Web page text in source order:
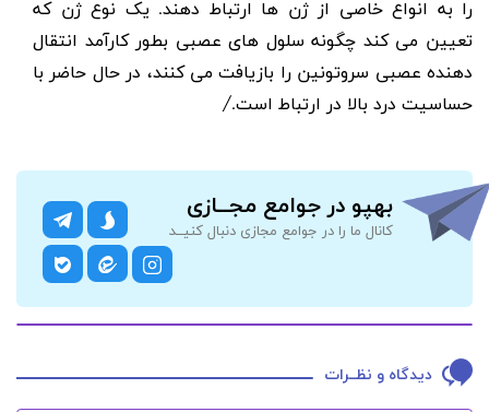
را به انواع خاصی از ژن ها ارتباط دهند. یک نوع ژن که
تعیین می کند چگونه سلول های عصبی بطور کارآمد انتقال
دهنده عصبی سروتونین را بازیافت می کنند، در حال حاضر با
حساسیت درد بالا در ارتباط است./
بهپو در جوامع مجــازی
کانال ما را در جوامع مجازی دنبال کنیــد
دیدگاه و نظــرات